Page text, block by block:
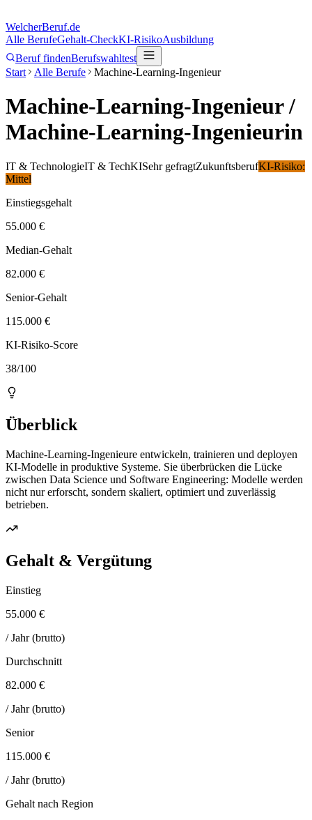
WelcherBeruf.de
Alle BerufeGehalt-CheckKI-RisikoAusbildung
Beruf findenBerufswahltest
Start
Alle Berufe Machine-Learning-Ingenieur
Machine-Learning-Ingenieur/
Machine-Learning-Ingenieurin
IT & TechnologieIT & TechKISehr gefragtZukunftsberufKI-Risiko:
Mittel
Einstiegsgehalt
55.000 €
Median-Gehalt
82.000 €
Senior-Gehalt
115.000 €
KI-Risiko-Score
38/100
Überblick
Machine-Learning-Ingenieure entwickeln, trainieren und deployen
KI-Modelle in produktive Systeme. Sie überbrücken die Lücke
zwischen Data Science und Software Engineering: Modelle werden
nicht nur erforscht, sondern skaliert, optimiert und zuverlässig
betrieben.
Gehalt & Vergütung
Einstieg
55.000 €
/ Jahr (brutto)
Durchschnitt
82.000 €
/ Jahr (brutto)
Senior
115.000 €
/ Jahr (brutto)
Gehalt nach Region